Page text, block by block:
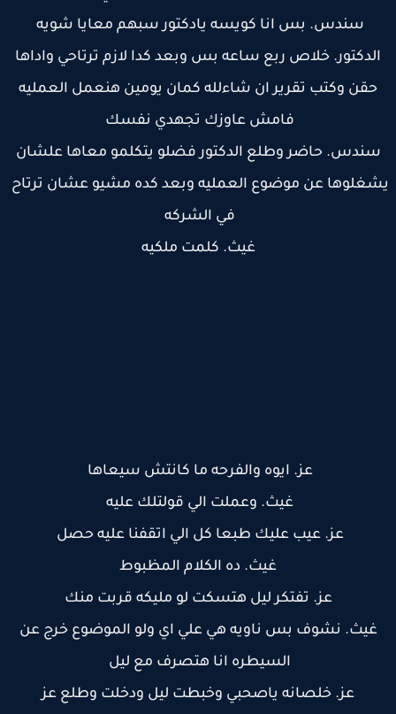
سندس. بس انا كويسه يادكتور سبهم معايا شويه
الدكتور. خلاص ربع ساعه بس وبعد كدا لازم ترتاحي واداها
حقن وكتب تقرير ان شاءلله كمان يومين هنعمل العمليه
فامش عاوزك تجهدي نفسك
سندس. حاضر وطلع الدكتور فضلو يتكلمو معاها علشان
عن موضوع العمليه وبعد كده مشيو عشان ترتاح
في الشركه
غيث. كلمت ملكيه
عز. ايوه والفرحه ما كانتش سيعاها
غيث. وعملت الي قولتلك عليه
عز. عيب عليك طبعا كل الي اتقفنا عليه حصل
غيث. ده الكلام المظبوط
عز. تفتكر ليل هتسكت لو مليكه قربت منك
غيث. نشوف بس ناويه هي علي اي ولو الموضوع خرج عن
السيطره انا هتصرف مع ليل
عز. خلصانه ياصحبي وخبطت ليل ودخلت وطلع عز